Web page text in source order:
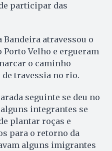
participar das
Bandeira atravessou o
Velho e ergueram
o caminho
travessia no rio.
seguinte se deu no
integrantes se
plantar roças e
para o retorno da
alguns imigrantes